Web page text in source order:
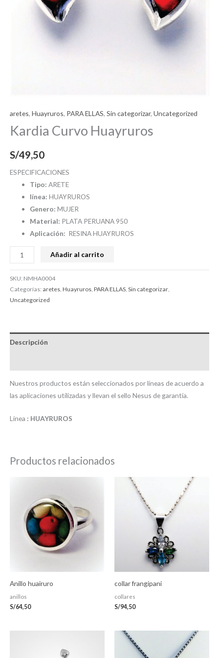
aretes, Huayruros, PARA ELLAS, Sin categorizar, Uncategorized
Kardia Curvo Huayruros
S/49,50
ESPECIFICACIONES
Tipo: ARETE
línea: HUAYRUROS
Genero: MUJER
Material: PLATA PERUANA 950
Aplicación: RESINA HUAYRUROS
Añadir al carrito
SKU: NMHA0004
Categorías: aretes, Huayruros, PARA ELLAS, Sin categorizar,
Uncategorized
Descripción
Nuestros productos están seleccionados por líneas de acuerdo a
las aplicaciones utilizadas y llevan el sello Nesus de garantía.
Línea : HUAYRUROS
Productos relacionados
Anillo huairuro
anillos
S/64,50
collar frangipani
collares
S/94,50